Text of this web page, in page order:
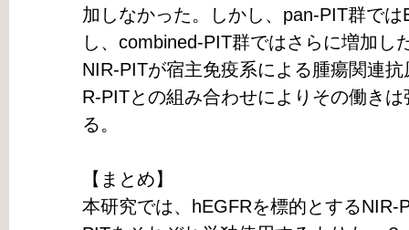
加しなかった。しかし、pan-PIT群で
し、combined-PIT群ではさらに増加し
NIR-PITが宿主免疫系による腫瘍関連
R-PITとの組み合わせによりその働き
る。
【まとめ】
本研究では、hEGFRを標的とするNIR-